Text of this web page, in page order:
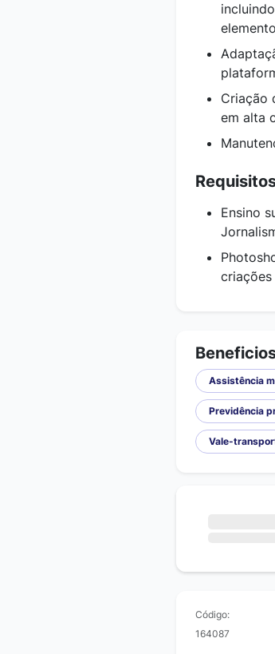
Criação
em alta
Ensino
criações
Assistência
Previdência
Vale-
Código:
164087